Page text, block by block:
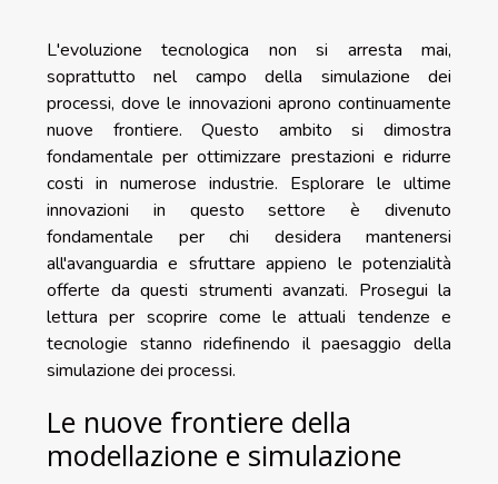
L'evoluzione tecnologica non si arresta mai,
soprattutto nel campo della simulazione dei
processi, dove le innovazioni aprono continuamente
nuove frontiere. Questo ambito si dimostra
fondamentale per ottimizzare prestazioni e ridurre
costi in numerose industrie. Esplorare le ultime
innovazioni in questo settore è divenuto
fondamentale per chi desidera mantenersi
all'avanguardia e sfruttare appieno le potenzialità
offerte da questi strumenti avanzati. Prosegui la
lettura per scoprire come le attuali tendenze e
tecnologie stanno ridefinendo il paesaggio della
simulazione dei processi.
Le nuove frontiere della
modellazione e simulazione